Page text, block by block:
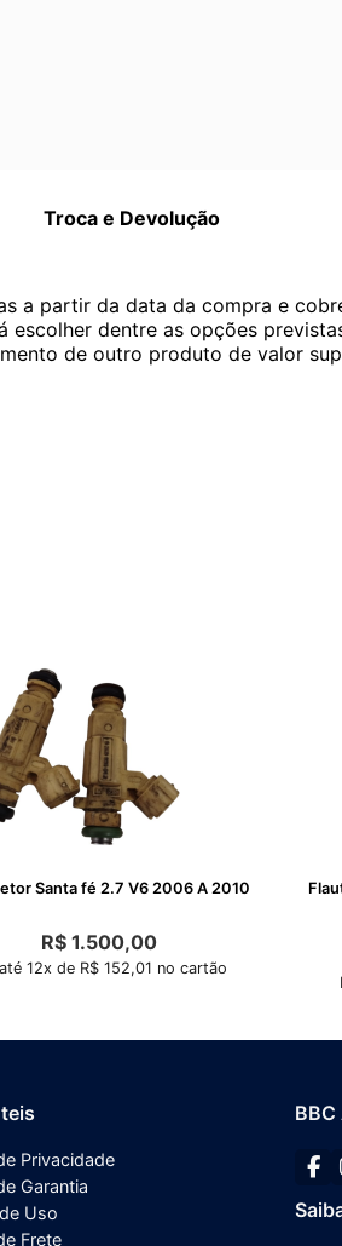
Troca e Devolução
a partir da data da compra e
dentre as opções
de outro produto de valor
Santa fé 2.7 V6 2006 A 2010
R$1.500,00
12x de R$ 152,01 no cartão
Privacidade
Garantia
Uso
Frete
BBC